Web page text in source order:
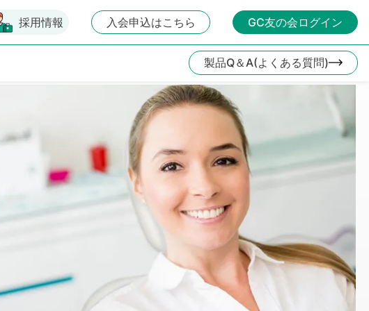
採用情報 入会申込はこちら GC友の会ログイン
製品Q＆A(よくある質問)